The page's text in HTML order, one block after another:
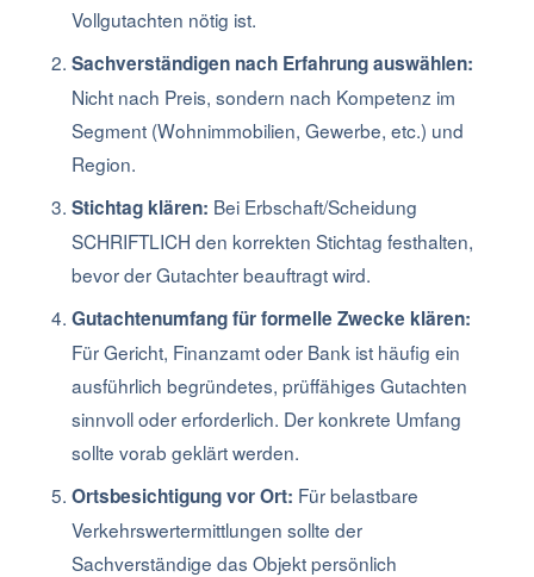
Vollgutachten nötig ist.
Sachverständigen nach Erfahrung auswählen:
Nicht nach Preis, sondern nach Kompetenz im
Segment (Wohnimmobilien, Gewerbe, etc.) und
Region.
Stichtag klären: Bei Erbschaft/Scheidung
SCHRIFTLICH den korrekten Stichtag festhalten,
bevor der Gutachter beauftragt wird.
Gutachtenumfang für formelle Zwecke klären:
Für Gericht, Finanzamt oder Bank ist häufig ein
ausführlich begründetes, prüffähiges Gutachten
sinnvoll oder erforderlich. Der konkrete Umfang
sollte vorab geklärt werden.
Ortsbesichtigung vor Ort: Für belastbare
Verkehrswertermittlungen sollte der
Sachverständige das Objekt persönlich